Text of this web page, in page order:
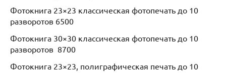
Фотокнига 23×23 классическая фотопечать до 10
разворотов 6500
Фотокнига 30×30 классическая фотопечать до 10
разворотов 8700
Фотокнига 23×23, полиграфическая печать до 10